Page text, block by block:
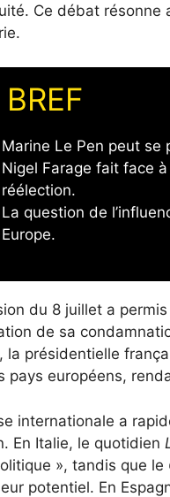
Ce débat
Marine Le Pen peut se
Nigel Farage fait face
réélection.
La question de
Europe.
du 8 juillet a
de sa
la présidentielle
pays européens,
internationale a
En Italie, le quotidien
», tandis que le
potentiel. En